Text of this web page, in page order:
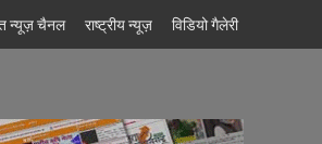
न्यूज़ चैनल राष्ट्रीय न्यूज़ विडियो गैलेरी